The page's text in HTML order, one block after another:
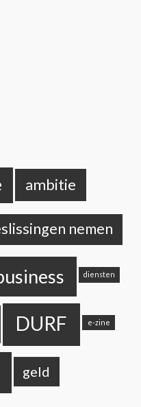
ambitie
nemen
diensten
DURF e-zine
geld